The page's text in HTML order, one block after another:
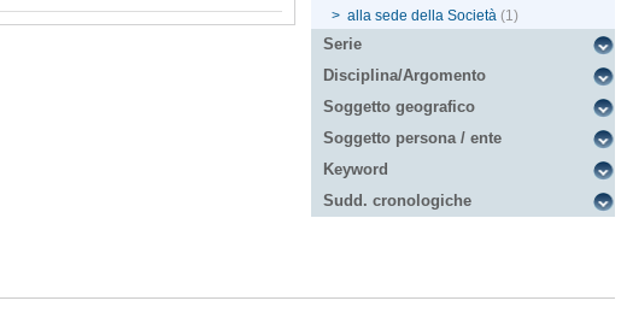
> alla sede della Società (1)
Serie
Disciplina/Argomento
Soggetto geografico
Soggetto persona / ente
Keyword
Sudd. cronologiche